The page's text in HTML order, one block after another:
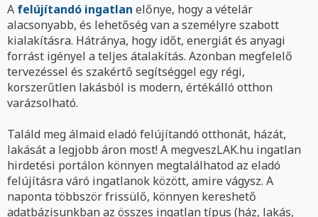
A felújítandó ingatlan előnye, hogy a vételár
alacsonyabb, és lehetőség van a személyre szabott
kialakításra. Hátránya, hogy időt, energiát és anyagi
forrást igényel a teljes átalakítás. Azonban megfelelő
tervezéssel és szakértő segítséggel egy régi,
korszerűtlen lakásból is modern, értékálló otthon
varázsolható.
Találd meg álmaid eladó felújítandó otthonát, házát,
lakását a legjobb áron most! A megveszLAK.hu ingatlan
hirdetési portálon könnyen megtalálhatod az eladó
felújításra váró ingatlanok között, amire vágysz. A
naponta többször frissülő, könnyen kereshető
adatbázisunkban az összes ingatlan típus (ház, lakás,